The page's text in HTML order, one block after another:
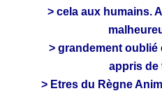
> cela aux humains.
> grandement
appris de
> Etres du Règne